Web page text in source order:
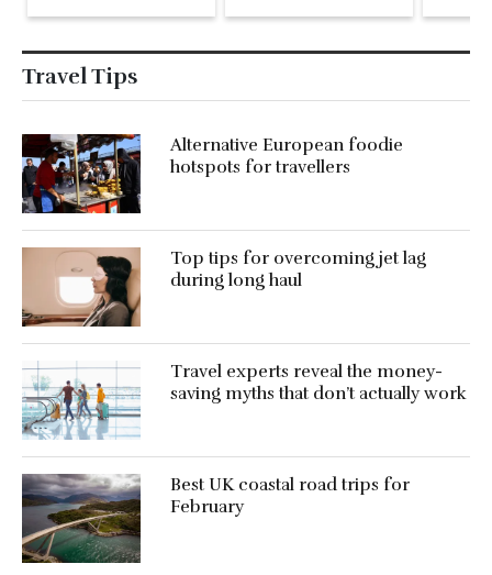
plane in mid-flight
Travel Tips
Alternative European foodie
hotspots for travellers
Top tips for overcoming jet lag
during long haul
Travel experts reveal the money-
saving myths that don’t actually work
Best UK coastal road trips for
February